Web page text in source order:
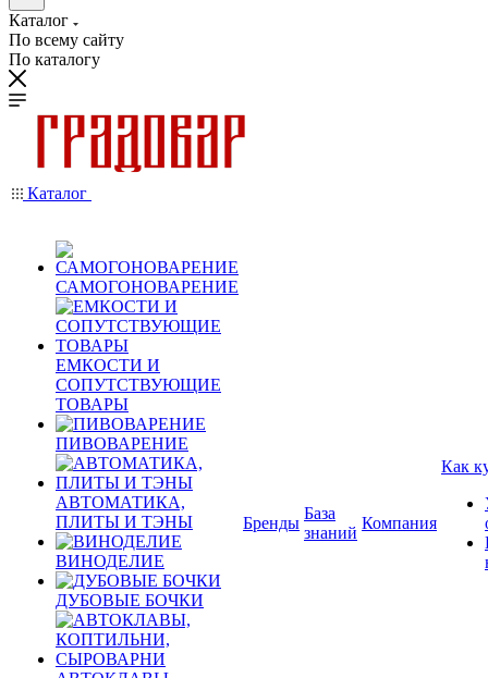
Каталог
По всему сайту
По каталогу
Каталог
САМОГОНОВАРЕНИЕ
ЕМКОСТИ И
СОПУТСТВУЮЩИЕ
ТОВАРЫ
ПИВОВАРЕНИЕ
АВТОМАТИКА,
ПЛИТЫ И ТЭНЫ
ВИНОДЕЛИЕ
ДУБОВЫЕ БОЧКИ
Бренды
База
знаний
Компания
Как